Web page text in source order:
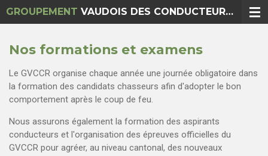
Passer
au
principal
GROUPEMENT VAUDOIS DES CONDUCTEURS DE CHIEN DE ROUGE (GVCCR)
Nos formations et examens
Le GVCCR organise chaque année une journée obligatoire dans
la formation des candidats chasseurs afin d'adopter le bon
comportement après le coup de feu.
Nous assurons également la formation des aspirants
conducteurs et l'organisation des épreuves officielles du
GVCCR pour agréer, au niveau cantonal, des nouveaux